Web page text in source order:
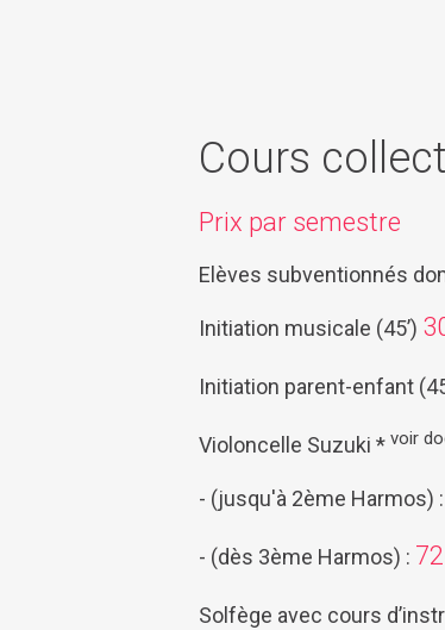
Cours
Prix par semestre
Elèves subventionnés
Initiation musicale (45’)
Initiation parent-enfant
Violoncelle Suzuki * voir
- (jusqu'à 2ème Harmos) :
- (dès 3ème Harmos) :
Solfège avec cours